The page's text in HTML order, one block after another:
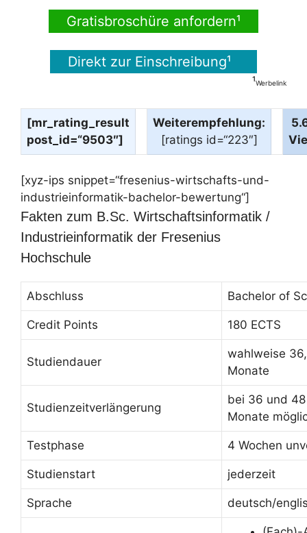
Gratisbroschüre anfordern¹
Direkt zur Einschreibung¹
¹Werbelink
[mr_rating_result
post_id=“9503″]
Weiterempfehlung:
[ratings id=“223″]
[xyz-ips snippet=“fresenius-wirtschafts-und-
industrieinformatik-bachelor-bewertung“]
Fakten zum B.Sc. Wirtschaftsinformatik /
Industrieinformatik der Fresenius
Hochschule
Abschluss Bachelor of
Credit Points 180 ECTS
Studiendauer
wahlweise
Monate
Studienzeitverlängerung
bei 36 und
Monate
Testphase 4 Wochen
Studienstart jederzeit
Sprache deutsch/